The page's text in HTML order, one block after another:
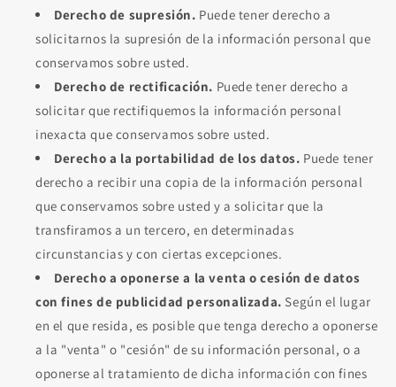
Derecho de supresión. Puede tener derecho a
solicitarnos la supresión de la información personal que
conservamos sobre usted.
Derecho de rectificación. Puede tener derecho a
solicitar que rectifiquemos la información personal
inexacta que conservamos sobre usted.
Derecho a la portabilidad de los datos. Puede tener
derecho a recibir una copia de la información personal
que conservamos sobre usted y a solicitar que la
transfiramos a un tercero, en determinadas
circunstancias y con ciertas excepciones.
Derecho a oponerse a la venta o cesión de datos
con fines de publicidad personalizada. Según el lugar
en el que resida, es posible que tenga derecho a oponerse
a la "venta" o "cesión" de su información personal, o a
oponerse al tratamiento de dicha información con fines